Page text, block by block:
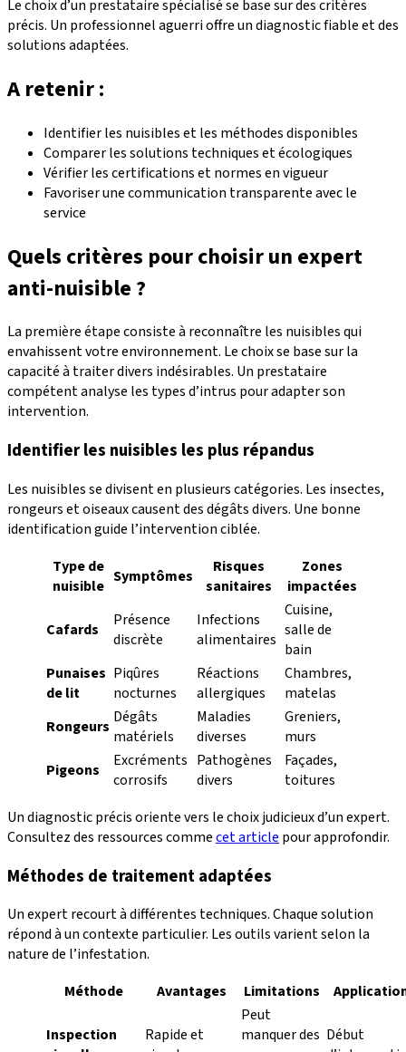
Le choix d’un prestataire spécialisé se base sur des critères
précis. Un professionnel aguerri offre un diagnostic fiable et des
solutions adaptées.
A retenir :
Identifier les nuisibles et les méthodes disponibles
Comparer les solutions techniques et écologiques
Vérifier les certifications et normes en vigueur
Favoriser une communication transparente avec le
service
Quels critères pour choisir un expert
anti-nuisible ?
La première étape consiste à reconnaître les nuisibles qui
envahissent votre environnement. Le choix se base sur la
capacité à traiter divers indésirables. Un prestataire
compétent analyse les types d’intrus pour adapter son
intervention.
Identifier les nuisibles les plus répandus
Les nuisibles se divisent en plusieurs catégories. Les insectes,
rongeurs et oiseaux causent des dégâts divers. Une bonne
identification guide l’intervention ciblée.
Type de
nuisible Symptômes
Risques
sanitaires
Zones
impactées
Cafards
Présence
discrète
Infections
alimentaires
Cuisine,
salle de
bain
Punaises
de lit
Piqûres
nocturnes
Réactions
allergiques
Chambres,
matelas
Rongeurs Dégâts
matériels
Maladies
diverses
Greniers,
murs
Pigeons
Excréments
corrosifs
Pathogènes
divers
Façades,
toitures
Un diagnostic précis oriente vers le choix judicieux d’un expert.
Consultez des ressources commecet article pour approfondir.
Méthodes de traitement adaptées
Un expert recourt à différentes techniques. Chaque solution
répond à un contexte particulier. Les outils varient selon la
nature de l’infestation.
Méthode
Avantages Limitations
Inspection
Rapide et
Peut
manquer des Début